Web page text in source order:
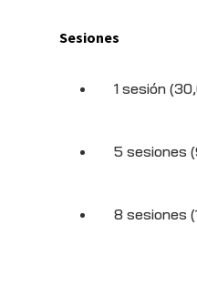
Sesiones
1 sesión
5 sesiones
8 sesiones